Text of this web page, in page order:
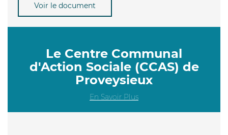
Voir le document
Le Centre Communal
d'Action Sociale (CCAS) de
Proveysieux
En Savoir Plus